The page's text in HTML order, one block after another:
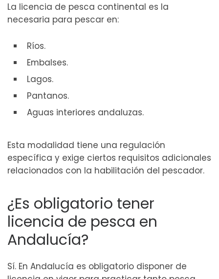
La licencia de pesca continental es la
necesaria para pescar en:
Ríos.
Embalses.
Lagos.
Pantanos.
Aguas interiores andaluzas.
Esta modalidad tiene una regulación
específica y exige ciertos requisitos adicionales
relacionados con la habilitación del pescador.
¿Es obligatorio tener
licencia de pesca en
Andalucía?
Sí. En Andalucía es obligatorio disponer de